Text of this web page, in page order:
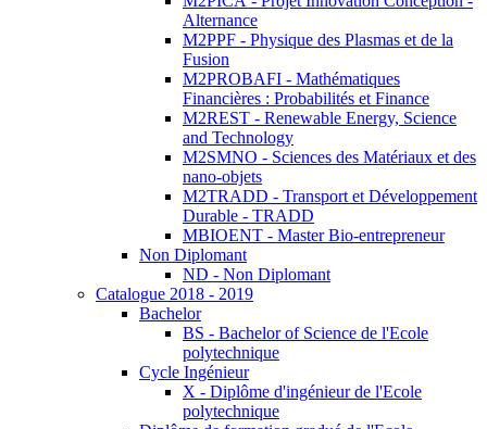
Alternance
M2PPF - Physique des Plasmas et de la
Fusion
M2PROBAFI - Mathématiques
Financières : Probabilités et Finance
M2REST - Renewable Energy, Science
and Technology
M2SMNO - Sciences des Matériaux et des
nano-objets
M2TRADD - Transport et Développement
Durable - TRADD
MBIOENT - Master Bio-entrepreneur
Non Diplomant
ND - Non Diplomant
Catalogue 2018 - 2019
Bachelor
BS - Bachelor of Science de l'Ecole
polytechnique
Cycle Ingénieur
X - Diplôme d'ingénieur de l'Ecole
polytechnique